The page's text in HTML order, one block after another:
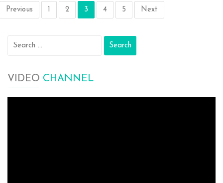
Previous 1 2 3 4 5 Next
Search
VIDEO CHANNEL